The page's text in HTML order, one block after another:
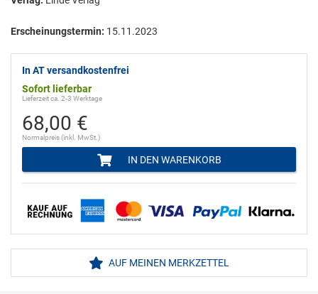
Erscheinungstermin: 15.11.2023
In AT versandkostenfrei
Sofort lieferbar
Lieferzeit ca. 2-3 Werktage
68,00 €
Normalpreis (inkl. MwSt.)
IN DEN WARENKORB
AUF MEINEN MERKZETTEL